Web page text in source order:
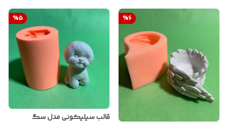
%6
%5
قالب سیلیکونی مدل سگ